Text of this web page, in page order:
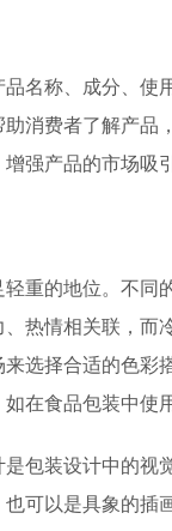
名称、成分、使
助消费者了解产品
强产品的市场吸
重的地位。不同
热情相关联，而
选择合适的色彩
在食品包装中使
是包装设计中的视
可以是具象的插